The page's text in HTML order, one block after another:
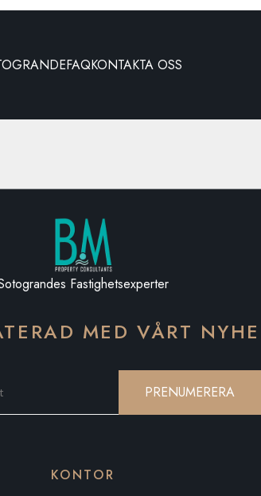
FAQKONTAKTA OSS
Fastighetsexperter
MED VÅRT
PRENUMERERA
KONTOR